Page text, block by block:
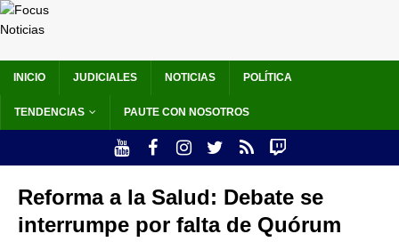
INICIO JUDICIALES NOTICIAS POLÍTICA
TENDENCIAS PAUTE CON NOSOTROS
Reforma a la Salud: Debate se
interrumpe por falta de Quórum